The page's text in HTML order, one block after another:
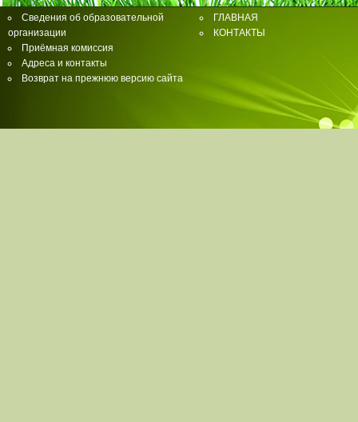
Сведения об образовательной
организации
Приёмная комиссия
Адреса и контакты
Возврат на прежнюю версию сайта
ГЛАВНАЯ
КОНТАКТЫ